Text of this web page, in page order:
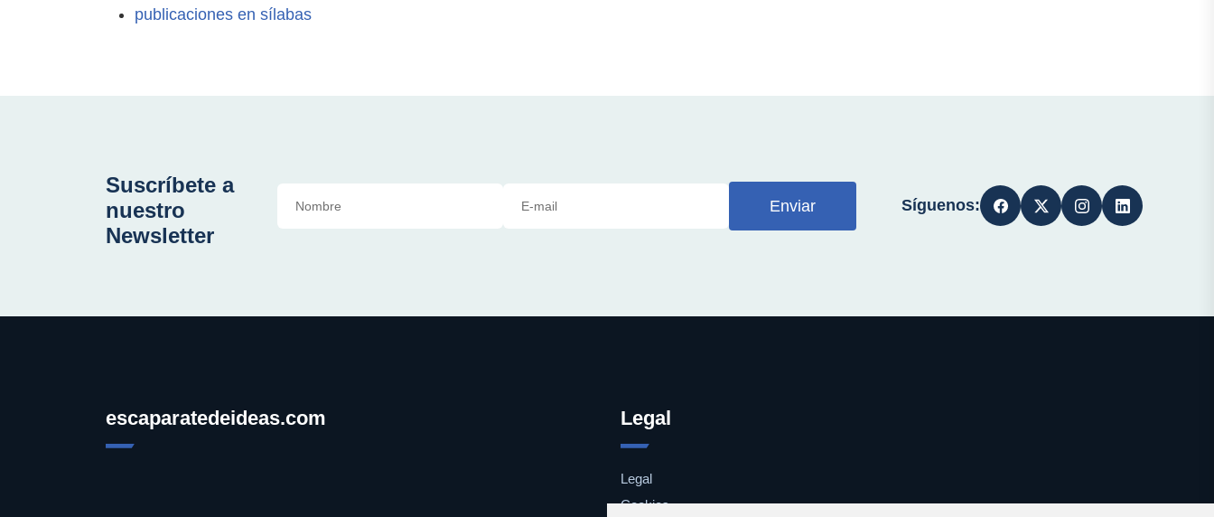
publicaciones en sílabas
Suscríbete a
nuestro
Newsletter
Enviar Síguenos:
escaparatedeideas.com Legal
Legal
Cookies